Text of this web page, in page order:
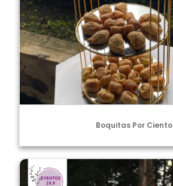
Boquitas Por Ciento
Mesa coctelera con mantel o licra